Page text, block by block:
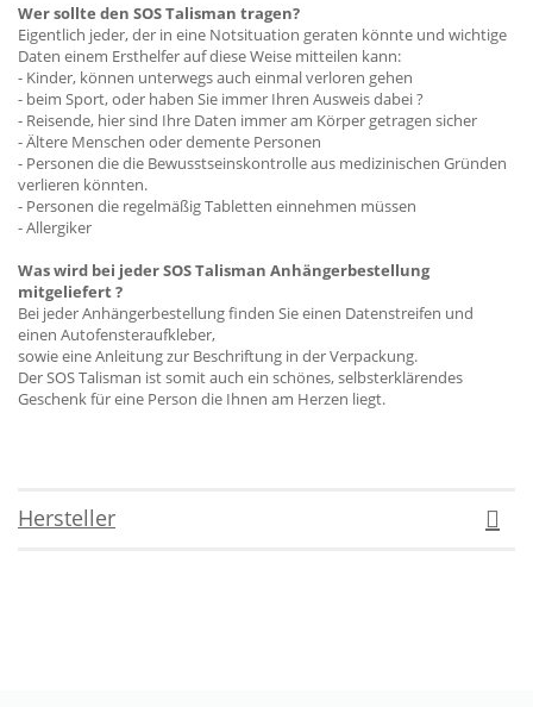
Wer sollte den SOS Talisman tragen?
Eigentlich jeder, der in eine Notsituation geraten könnte und wichtige
Daten einem Ersthelfer auf diese Weise mitteilen kann:
- Kinder, können unterwegs auch einmal verloren gehen
- beim Sport, oder haben Sie immer Ihren Ausweis dabei ?
- Reisende, hier sind Ihre Daten immer am Körper getragen sicher
- Ältere Menschen oder demente Personen
- Personen die die Bewusstseinskontrolle aus medizinischen Gründen
verlieren könnten.
- Personen die regelmäßig Tabletten einnehmen müssen
- Allergiker
Was wird bei jeder SOS Talisman Anhängerbestellung
mitgeliefert ?
Bei jeder Anhängerbestellung finden Sie einen Datenstreifen und
einen Autofensteraufkleber,
sowie eine Anleitung zur Beschriftung in der Verpackung.
Der SOS Talisman ist somit auch ein schönes, selbsterklärendes
Geschenk für eine Person die Ihnen am Herzen liegt.
Hersteller